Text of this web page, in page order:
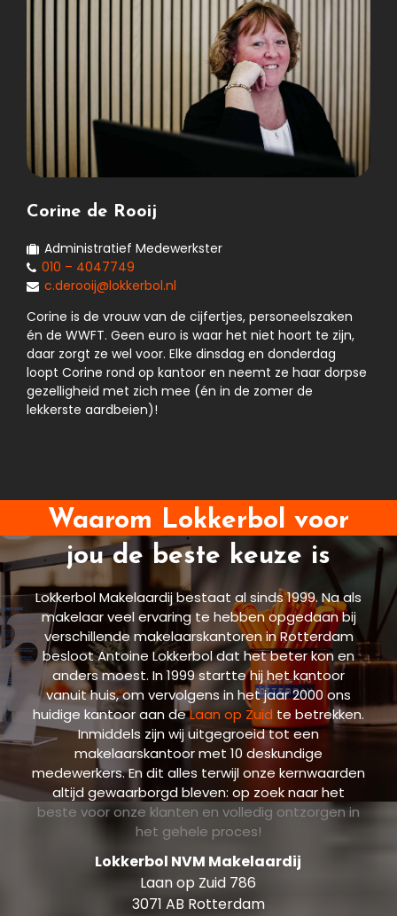
Corine de Rooij
Administratief Medewerkster
010 – 4047749
c.derooij@lokkerbol.nl
Corine is de vrouw van de cijfertjes, personeelszaken
én de WWFT. Geen euro is waar het niet hoort te zijn,
daar zorgt ze wel voor. Elke dinsdag en donderdag
loopt Corine rond op kantoor en neemt ze haar dorpse
gezelligheid met zich mee (én in de zomer de
lekkerste aardbeien)!
Waarom Lokkerbol voor
jou de beste keuze is
Lokkerbol Makelaardij bestaat al sinds 1999. Na als
makelaar veel ervaring te hebben opgedaan bij
verschillende makelaarskantoren in Rotterdam
besloot Antoine Lokkerbol dat het beter kon en
anders moest. In 1999 startte hij het kantoor
vanuit huis, om vervolgens in het jaar 2000 ons
huidige kantoor aan deLaan op Zuid te betrekken.
Inmiddels zijn wij uitgegroeid tot een
makelaarskantoor met 10 deskundige
medewerkers. En dit alles terwijl onze kernwaarden
altijd gewaarborgd bleven: op zoek naar het
beste voor onze klanten en volledig ontzorgen in
het gehele proces!
Lokkerbol NVM Makelaardij
Laan op Zuid 786
3071 AB Rotterdam